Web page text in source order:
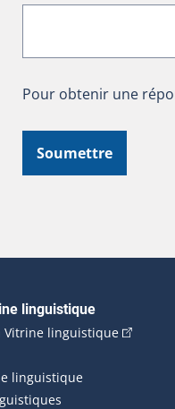
Pour obtenir une
Soumettre
principale
linguistique
Vitrine linguistique(Cet
linguistique